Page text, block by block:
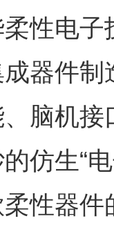
电子
器件
脑机
仿生“
性器